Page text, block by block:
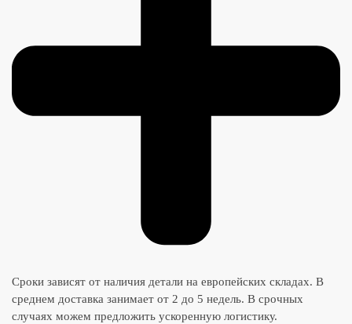
Сроки зависят от наличия детали на европейских складах. В
среднем доставка занимает от 2 до 5 недель. В срочных
случаях можем предложить ускоренную логистику.